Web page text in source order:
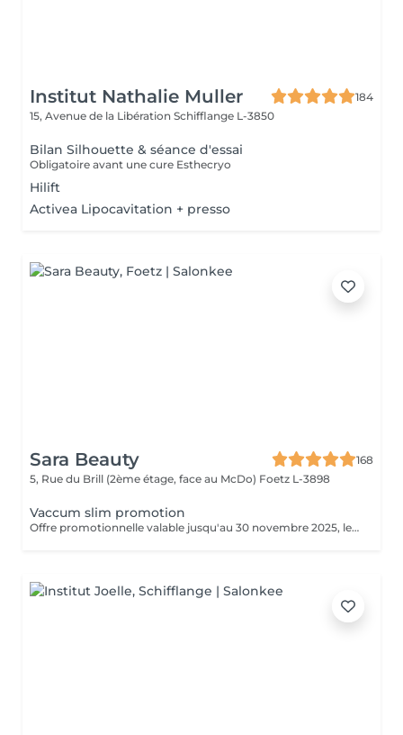
Institut Nathalie Muller
184
15, Avenue de la Libération Schifflange L-3850
Bilan Silhouette & séance d'essai
Obligatoire avant une cure Esthecryo
Hilift
Activea Lipocavitation + presso
Sara Beauty
168
5, Rue du Brill (2ème étage, face au McDo) Foetz L-3898
Vaccum slim promotion
Offre promotionnelle valable jusqu'au 30 novembre 2025, le soin vacuum a seulement 55 € au lieu de 69 €